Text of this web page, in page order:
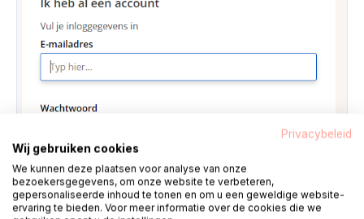
Privacybeleid
Wij gebruiken cookies
We kunnen deze plaatsen voor analyse van onze
bezoekersgegevens, om onze website te verbeteren,
gepersonaliseerde inhoud te tonen en om u een geweldige website-
ervaring te bieden. Voor meer informatie over de cookies die we